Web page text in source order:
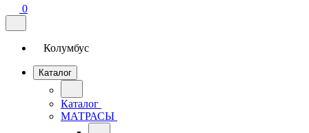
0
Колумбус
Каталог
Каталог
МАТРАСЫ